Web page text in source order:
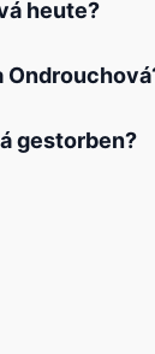
heute?
gestorben?